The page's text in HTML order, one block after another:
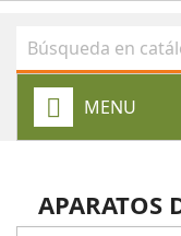
MENU
APARATOS